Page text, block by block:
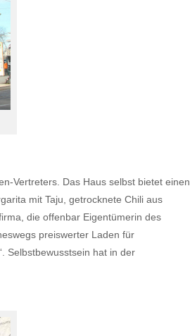
Vertreters. Das Haus selbst bietet einen
mit Taju, getrocknete Chili aus
die offenbar Eigentümerin des
preiswerter Laden für
Selbstbewusstsein hat in der